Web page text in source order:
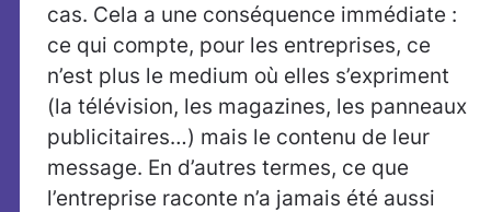
cas. Cela a une conséquence immédiate :
ce qui compte, pour les entreprises, ce
n’est plus le medium où elles s’expriment
(la télévision, les magazines, les panneaux
publicitaires…) mais le contenu de leur
message. En d’autres termes, ce que
l’entreprise raconte n’a jamais été aussi